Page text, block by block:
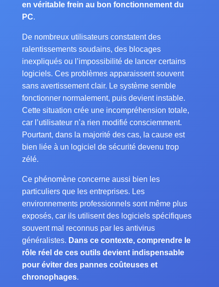
en véritable frein au bon fonctionnement du
PC.
De nombreux utilisateurs constatent des
ralentissements soudains, des blocages
inexpliqués ou l’impossibilité de lancer certains
logiciels. Ces problèmes apparaissent souvent
sans avertissement clair. Le système semble
fonctionner normalement, puis devient instable.
Cette situation crée une incompréhension totale,
car l’utilisateur n’a rien modifié consciemment.
Pourtant, dans la majorité des cas, la cause est
bien liée à un logiciel de sécurité devenu trop
zélé.
Ce phénomène concerne aussi bien les
particuliers que les entreprises. Les
environnements professionnels sont même plus
exposés, car ils utilisent des logiciels spécifiques
souvent mal reconnus par les antivirus
généralistes. Dans ce contexte, comprendre le
rôle réel de ces outils devient indispensable
pour éviter des pannes coûteuses et
chronophages.